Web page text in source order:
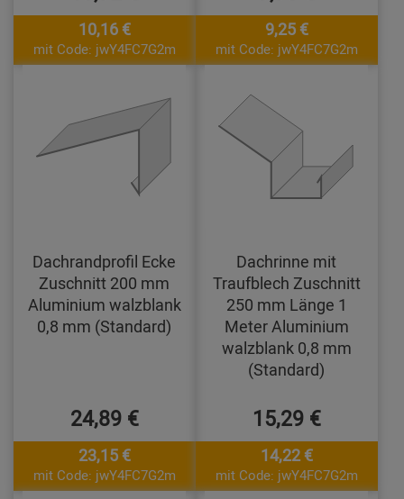
10,16 €
mit Code: jwY4FC7G2m
9,25 €
mit Code: jwY4FC7G2m
Dachrandprofil Ecke
Zuschnitt 200 mm
Aluminium walzblank
0,8 mm (Standard)
24,89 €
23,15 €
mit Code: jwY4FC7G2m
Dachrinne mit
Traufblech Zuschnitt
250 mm Länge 1
Meter Aluminium
walzblank 0,8 mm
(Standard)
15,29 €
14,22 €
mit Code: jwY4FC7G2m